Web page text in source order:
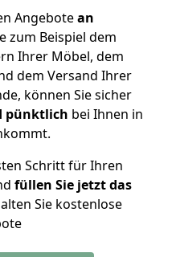
Angebotean
zum Beispiel dem
Ihrer Möbel, dem
dem Versand Ihrer
können Sie sicher
pünktlich bei Ihnen in
Schritt für Ihren
füllen Sie jetzt das
Sie kostenlose